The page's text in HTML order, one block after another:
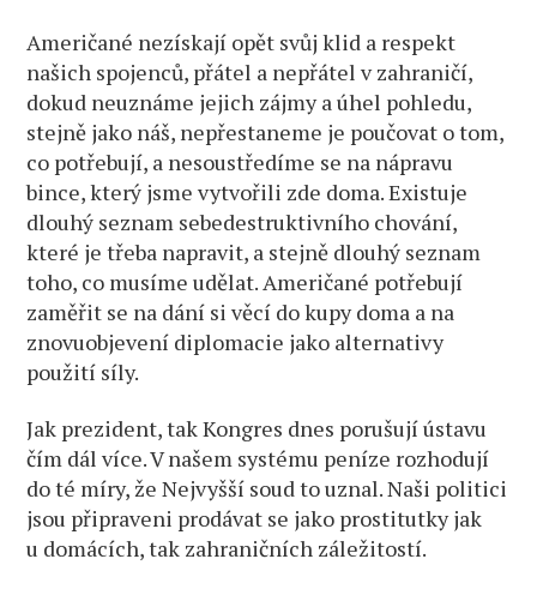
Američané nezískají opět svůj klid a respekt
našich spojenců, přátel a nepřátel v zahraničí,
dokud neuznáme jejich zájmy a úhel pohledu,
stejně jako náš, nepřestaneme je poučovat o tom,
co potřebují, a nesoustředíme se na nápravu
bince, který jsme vytvořili zde doma. Existuje
dlouhý seznam sebedestruktivního chování,
které je třeba napravit, a stejně dlouhý seznam
toho, co musíme udělat. Američané potřebují
zaměřit se na dání si věcí do kupy doma a na
znovuobjevení diplomacie jako alternativy
použití síly.
Jak prezident, tak Kongres dnes porušují ústavu
čím dál více. V našem systému peníze rozhodují
do té míry, že Nejvyšší soud to uznal. Naši politici
jsou připraveni prodávat se jako prostitutky jak
u domácích, tak zahraničních záležitostí.